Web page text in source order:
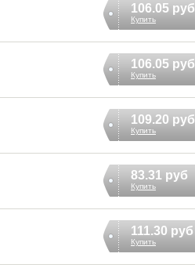
106.05 руб
Купить
106.05 руб
Купить
109.20 руб
Купить
83.31 руб
Купить
111.30 руб
Купить